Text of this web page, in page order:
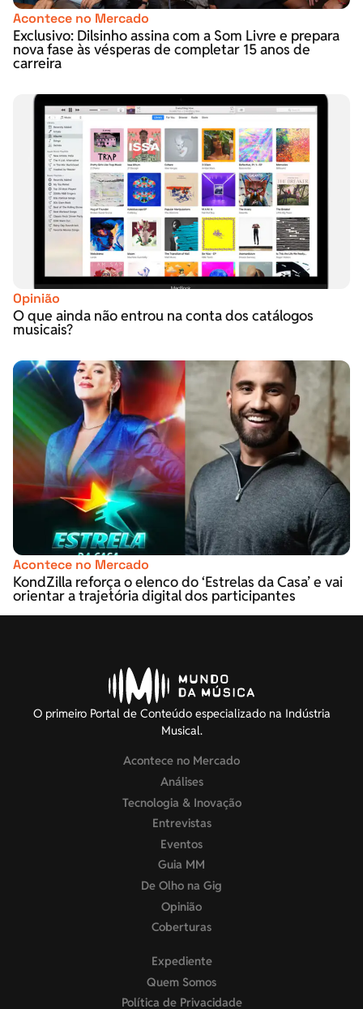
Acontece no Mercado
Exclusivo: Dilsinho assina com a Som Livre e prepara
nova fase às vésperas de completar 15 anos de
carreira
Opinião
O que ainda não entrou na conta dos catálogos
musicais?
Acontece no Mercado
KondZilla reforça o elenco do ‘Estrelas da Casa’ e vai
orientar a trajetória digital dos participantes
O primeiro Portal de Conteúdo especializado na Indústria
Musical.
Acontece no Mercado
Análises
Tecnologia & Inovação
Entrevistas
Eventos
Guia MM
De Olho na Gig
Opinião
Coberturas
Expediente
Quem Somos
Política de Privacidade